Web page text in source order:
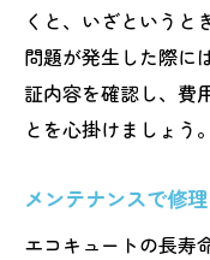
くと、いざというと
問題が発生した際に
証内容を確認し、費
とを心掛けましょう。
メンテナンスで修
エコキュートの長寿